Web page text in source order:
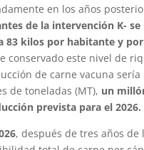
en los años
de la intervención K-
83 kilos por habitante y
conservado este nivel de
de carne vacuna sería
de toneladas (MT), un
prevista para el 2026.
, después de tres años de